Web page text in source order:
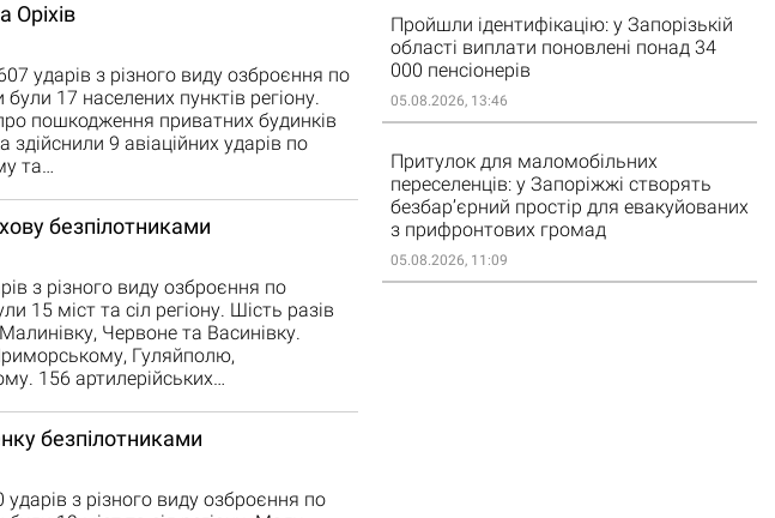
Оріхів
ударів з різного виду озброєння по
17 населених пунктів регіону.
пошкодження приватних будинків
здійснили 9 авіаційних ударів по
та…
безпілотниками
з різного виду озброєння по
15 міст та сіл регіону. Шість разів
Червоне та Васинівку.
Гуляйполю,
156 артилерійських…
безпілотниками
з різного виду озброєння по
Пройшли ідентифікацію: у Запорізькій
області виплати поновлені понад 34
000 пенсіонерів
05.08.2026, 13:46
Притулок для маломобільних
переселенців: у Запоріжжі створять
безбар’єрний простір для евакуйованих
з прифронтових громад
05.08.2026, 11:09